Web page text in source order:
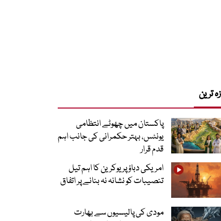
ترین
پاکستان میں چھوٹے انتظامی
یونٹس، بہتر حکمرانی کی جانب اہم
قدم قرار
امریکی دباؤ پر یوکرین کا اہم تیل
تنصیبات کو نشانہ نہ بنانے پر اتفاق
مودی کی پالیسیوں سے بھارت